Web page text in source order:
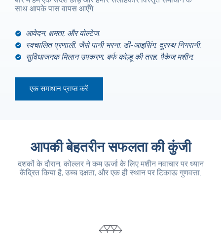
साथ आपके पास वापस आएँगे.
आवेदन, क्षमता, और वोल्टेज.
स्वचालित प्रणाली, जैसे पानी भरना, डी-आइसिंग, दूरस्थ निगरानी.
सुविधाजनक मिलान उपकरण, बर्फ कोल्हू की तरह, पैकेज मशीन.
एक समाधान प्राप्त करें
आपकी बेहतरीन सफलता की कुंजी
दशकों के दौरान, कोल्लर ने कम ऊर्जा के लिए मशीन नवाचार पर ध्यान
केंद्रित किया है, उच्च दक्षता, और एक ही स्थान पर टिकाऊ गुणवत्ता.